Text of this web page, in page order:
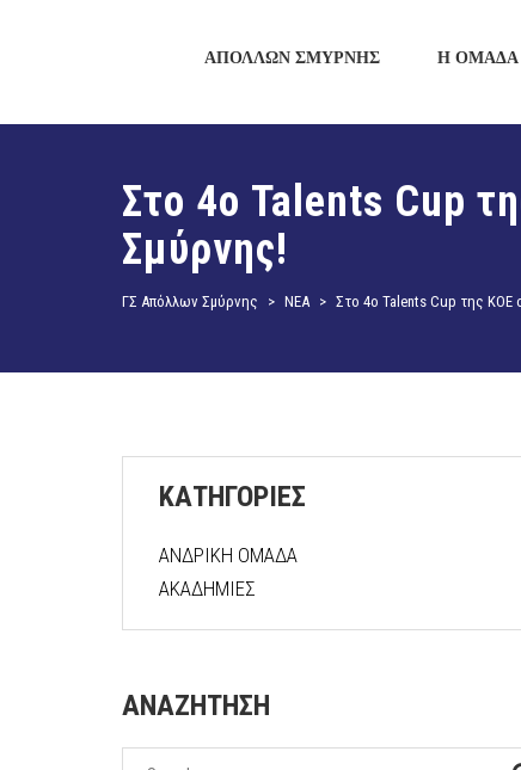
ΑΠΟΛΛΩΝ ΣΜΥΡΝΗΣ Η ΟΜΑΔΑ
Στο 4ο Talents Cup
Σμύρνης!
ΓΣ Απόλλων Σμύρνης > ΝΕΑ > Στο 4ο Talents Cup της ΚΟΕ
ΚΑΤΗΓΟΡΙΕΣ
ΑΝΔΡΙΚΗ ΟΜΑΔΑ
ΑΚΑΔΗΜΙΕΣ
ΑΝΑΖΗΤΗΣΗ